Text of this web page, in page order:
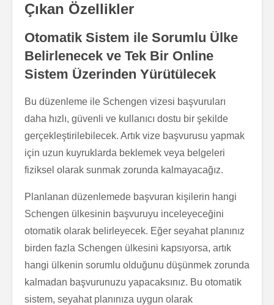
Çıkan Özellikler
Otomatik Sistem ile Sorumlu Ülke
Belirlenecek ve Tek Bir Online
Sistem Üzerinden Yürütülecek
Bu düzenleme ile Schengen vizesi başvuruları
daha hızlı, güvenli ve kullanıcı dostu bir şekilde
gerçekleştirilebilecek. Artık vize başvurusu yapmak
için uzun kuyruklarda beklemek veya belgeleri
fiziksel olarak sunmak zorunda kalmayacağız.
Planlanan düzenlemede başvuran kişilerin hangi
Schengen ülkesinin başvuruyu inceleyeceğini
otomatik olarak belirleyecek. Eğer seyahat planınız
birden fazla Schengen ülkesini kapsıyorsa, artık
hangi ülkenin sorumlu olduğunu düşünmek zorunda
kalmadan başvurunuzu yapacaksınız. Bu otomatik
sistem, seyahat planınıza uygun olarak